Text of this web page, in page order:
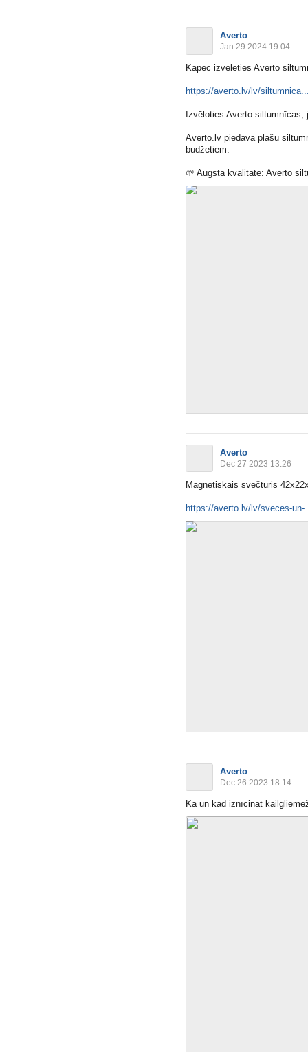
Averto
Jan 29 2024 19:04
Kāpēc izvēlēties Averto
https://averto.lv/lv/
Izvēloties Averto
Averto.lv piedāvā plašu
budžetiem.
🌱 Augsta kvalitāte: Averto
Averto
Dec 27 2023 13:26
Magnētiskais svečturis
https://averto.lv/lv/sveces-un-
Averto
Dec 26 2023 18:14
Kā un kad iznīcināt